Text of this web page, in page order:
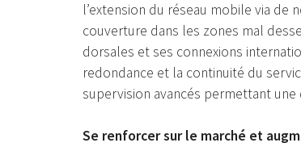
l’extension du réseau mobile via de
couverture dans les zones mal
dorsales et ses connexions
redondance et la continuité du
supervision avancés permettant
Se renforcer sur le marché et